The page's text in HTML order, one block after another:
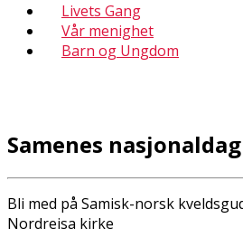
Livets Gang
Vår menighet
Barn og Ungdom
Samenes
Bli med på Samisk-norsk
Nordreisa kirke